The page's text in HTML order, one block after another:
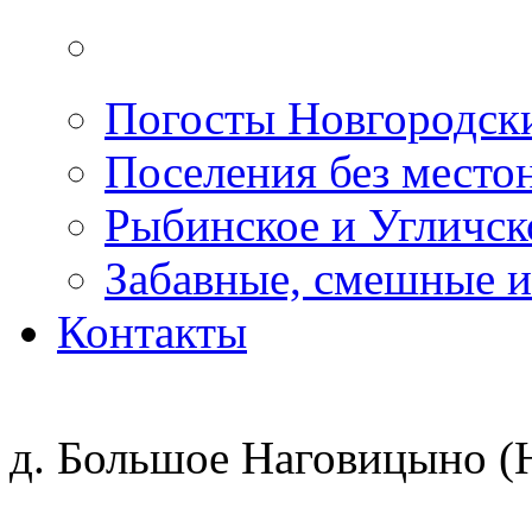
Погосты
Поселения без
Рыбинское и
Забавные, смешные
Контакты
д. Большое Наговицыно